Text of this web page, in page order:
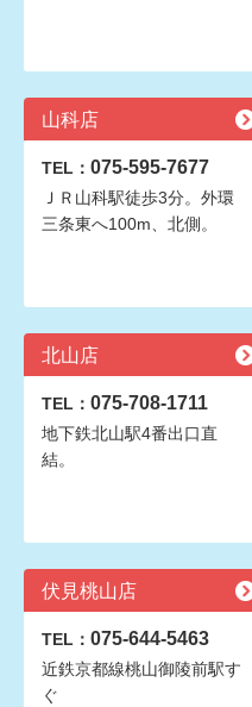
山科店
TEL： 075-595-7677
ＪＲ山科駅徒歩3分。外環
三条東へ100m、北側。
北山店
TEL： 075-708-1711
地下鉄北山駅4番出口直
結。
伏見桃山店
TEL： 075-644-5463
近鉄京都線桃山御陵前駅す
ぐ